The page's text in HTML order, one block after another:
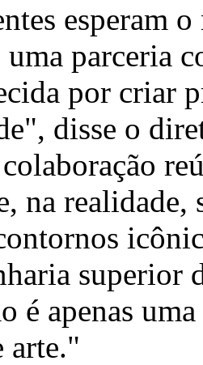
esperam
uma parceria
por criar
disse o
na realidade,
é apenas
arte."